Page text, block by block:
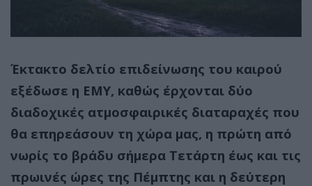
Έκτακτο δελτίο επιδείνωσης του καιρού
εξέδωσε η ΕΜΥ, καθώς έρχονται δύο
διαδοχικές ατμοσφαιρικές διαταραχές που
θα επηρεάσουν τη χώρα μας, η πρώτη από
νωρίς το βράδυ σήμερα Τετάρτη έως και τις
πρωινές ώρες της Πέμπτης και η δεύτερη